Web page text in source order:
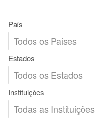
País
Estados
Instituições